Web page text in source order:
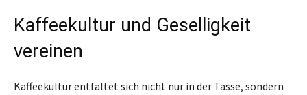
Kaffeekultur und Geselligkeit
vereinen
Kaffeekultur entfaltet sich nicht nur in der Tasse, sondern